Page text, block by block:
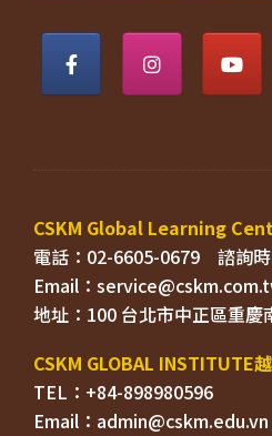
電話：02-6605-0679
Email：
TEL：+84-898980596